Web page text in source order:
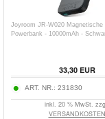
Joyroom JR-W020 Magnetische
Powerbank - 10000mAh -
33,30EUR
ART. NR.: 231830
inkl. 20 % MwSt.
VERSANDKOSTEN